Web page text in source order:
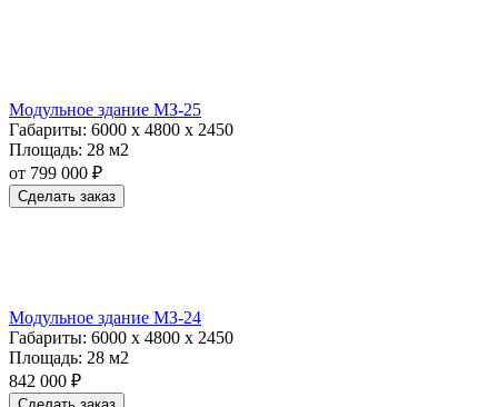
Модульное здание МЗ-25
Габариты: 6000 х 4800 х 2450
Площадь: 28 м2
от 799 000 ₽
Сделать заказ
Модульное здание МЗ-24
Габариты: 6000 х 4800 х 2450
Площадь: 28 м2
842 000 ₽